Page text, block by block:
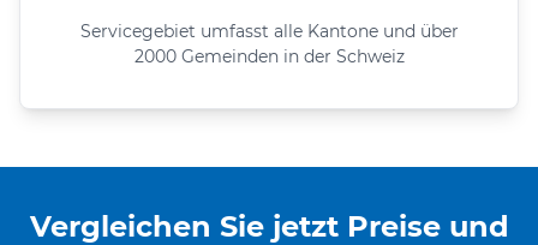
Servicegebiet umfasst alle Kantone und über
2000 Gemeinden in der Schweiz
Vergleichen Sie jetzt Preise und